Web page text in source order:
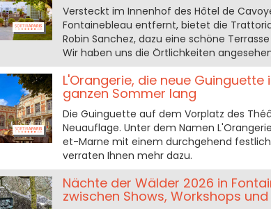
Versteckt im Innenhof des Hôtel de
Fontainebleau entfernt, bietet die
Robin Sanchez, dazu eine schöne
Wir haben uns die Örtlichkeiten
L'Orangerie, die neue
ganzen Sommer lang
Die Guinguette auf dem Vorplatz des
Neuauflage. Unter dem Namen
et-Marne mit einem durchgehend
verraten Ihnen mehr dazu.
Nächte der Wälder 2026 in
zwischen Shows, Workshops